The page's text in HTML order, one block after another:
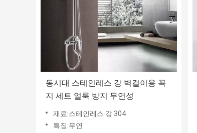
동시대 스테인레스 강 벽걸이용 꼭
지 세트 얼룩 방지 무연성
재료:스테인레스 강 304
특징:무연